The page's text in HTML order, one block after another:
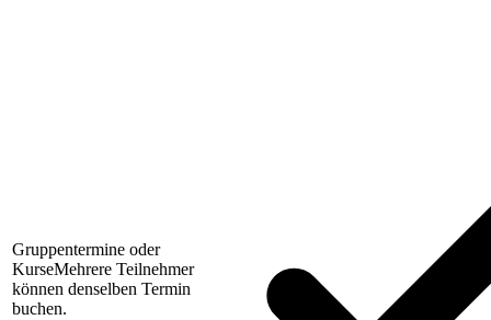
Gruppentermine oder
KurseMehrere Teilnehmer
können denselben Termin
buchen.